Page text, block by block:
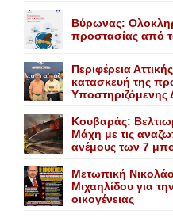
Bύρωνας:
προστασίας από
Περιφέρεια
κατασκευή της
Κουβαράς:
Μάχη με τις
ανέμους των 7
Mετωπική
Μιχαηλίδου για
οικογένειας